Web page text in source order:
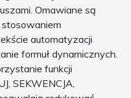
Omawiane są
automatyzacji
formuł dynamicznych.
funkcji
SEKWENCJA,